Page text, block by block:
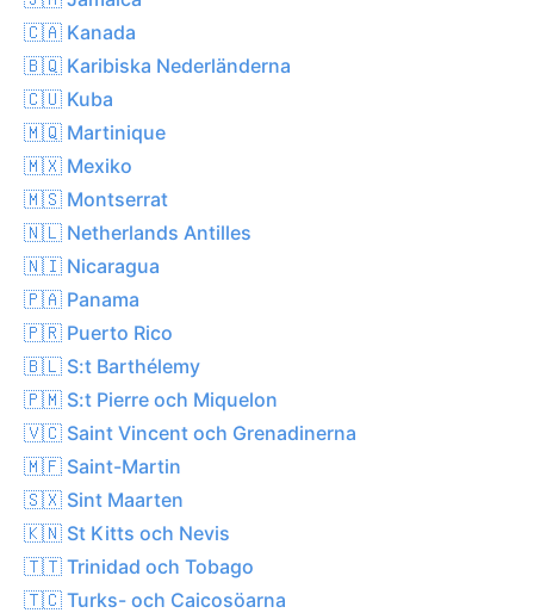
🇨🇦 Kanada
🇧🇶 Karibiska Nederländerna
🇨🇺 Kuba
🇲🇶 Martinique
🇲🇽 Mexiko
🇲🇸 Montserrat
🇳🇱 Netherlands Antilles
🇳🇮 Nicaragua
🇵🇦 Panama
🇵🇷 Puerto Rico
🇧🇱 S:t Barthélemy
🇵🇲 S:t Pierre och Miquelon
🇻🇨 Saint Vincent och Grenadinerna
🇲🇫 Saint-Martin
🇸🇽 Sint Maarten
🇰🇳 St Kitts och Nevis
🇹🇹 Trinidad och Tobago
🇹🇨 Turks- och Caicosöarna